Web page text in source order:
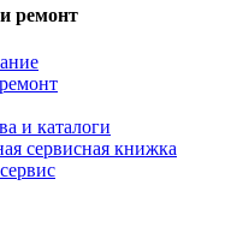
ремонт
и каталоги
сервисная книжка